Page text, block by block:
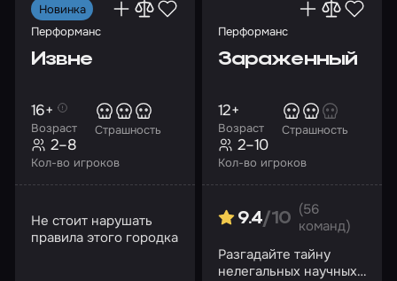
Новинка
Перформанс
Извне
Возраст
16+
Страшность
Кол-во игроков
2–8
Не стоит нарушать
правила этого городка
Перформанс
Зараженный
Возраст
12+
Страшность
Кол-во игроков
2–10
9.4/10
(56
команд)
Разгадайте тайну
нелегальных научных